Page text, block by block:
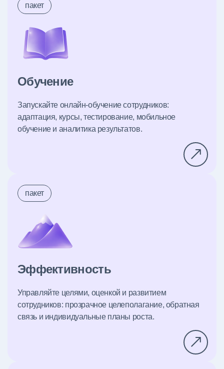
пакет
Обучение
Запускайте онлайн-обучение сотрудников:
адаптация, курсы, тестирование, мобильное
обучение и аналитика результатов.
пакет
Эффективность
Управляйте целями, оценкой и развитием
сотрудников: прозрачное целеполагание, обратная
связь и индивидуальные планы роста.